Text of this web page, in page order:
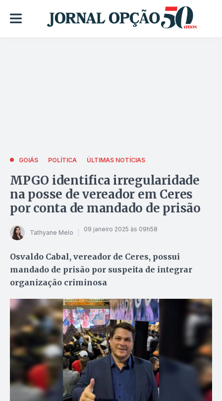
GOIÁS POLÍTICA ÚLTIMAS NOTÍCIAS
MPGO identifica irregularidade
na posse de vereador em Ceres
por conta de mandado de prisão
Tathyane Melo 09 janeiro 2025 às 09h58
Osvaldo Cabal, vereador de Ceres, possui
mandado de prisão por suspeita de integrar
organização criminosa